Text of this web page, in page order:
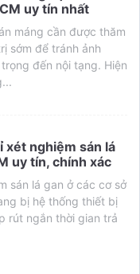
uy tín nhất
máng cần được thăm
sớm để tránh ảnh
đến nội tạng. Hiện
xét nghiệm sán lá
uy tín, chính xác
sán lá gan ở các cơ sở
bị hệ thống thiết bị
rút ngắn thời gian trả